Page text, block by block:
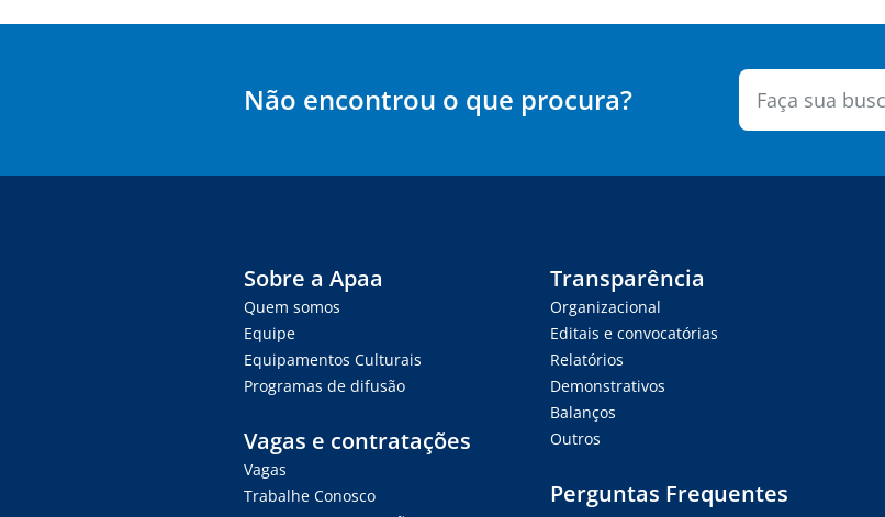
Não encontrou o que procura?
Sobre a Apaa
Quem somos
Equipe
Equipamentos Culturais
Programas de difusão
Vagas e contratações
Vagas
Trabalhe Conosco
Transparência
Organizacional
Editais e convocatórias
Relatórios
Demonstrativos
Balanços
Outros
Perguntas Frequentes